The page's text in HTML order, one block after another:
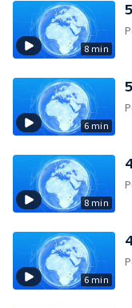
8 min
6 min
8 min
6 min